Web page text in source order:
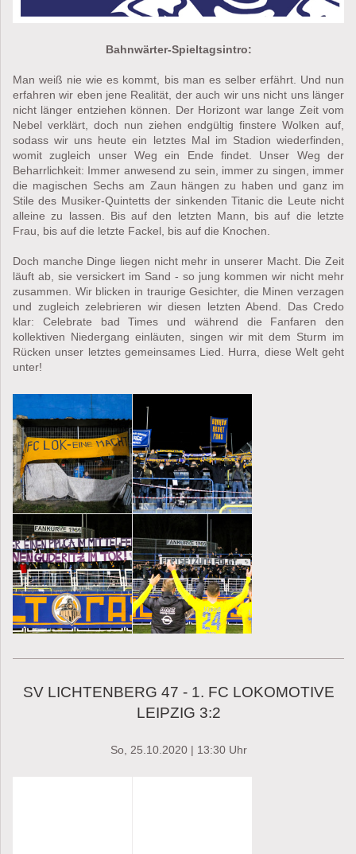
Bahnwärter-Spieltagsintro:
Man weiß nie wie es kommt, bis man es selber erfährt. Und nun
erfahren wir eben jene Realität, der auch wir uns nicht uns länger
nicht länger entziehen können. Der Horizont war lange Zeit vom
Nebel verklärt, doch nun ziehen endgültig finstere Wolken auf,
sodass wir uns heute ein letztes Mal im Stadion wiederfinden,
womit zugleich unser Weg ein Ende findet. Unser Weg der
Beharrlichkeit: Immer anwesend zu sein, immer zu singen, immer
die magischen Sechs am Zaun hängen zu haben und ganz im
Stile des Musiker-Quintetts der sinkenden Titanic die Leute nicht
alleine zu lassen. Bis auf den letzten Mann, bis auf die letzte
Frau, bis auf die letzte Fackel, bis auf die Knochen.
Doch manche Dinge liegen nicht mehr in unserer Macht. Die Zeit
läuft ab, sie versickert im Sand - so jung kommen wir nicht mehr
zusammen. Wir blicken in traurige Gesichter, die Minen verzagen
und zugleich zelebrieren wir diesen letzten Abend. Das Credo
klar: Celebrate bad Times und während die Fanfaren den
kollektiven Niedergang einläuten, singen wir mit dem Sturm im
Rücken unser letztes gemeinsames Lied. Hurra, diese Welt geht
unter!
SV LICHTENBERG 47 - 1. FC LOKOMOTIVE
LEIPZIG 3:2
So, 25.10.2020 | 13:30 Uhr